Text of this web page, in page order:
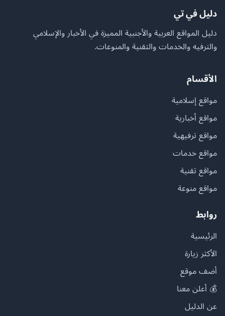
دليل في تي
دليل المواقع العربية والأجنبية المميزة في الأخبار والإسلامي
والترفيه والخدمات والتقنية والمنوعات.
الأقسام
مواقع إسلامية
مواقع أخبارية
مواقع ترفيهية
مواقع خدمات
مواقع تقنية
مواقع منوعة
روابط
الرئيسية
الأكثر زيارة
أضف موقع
💰 أعلن معنا
عن الدليل